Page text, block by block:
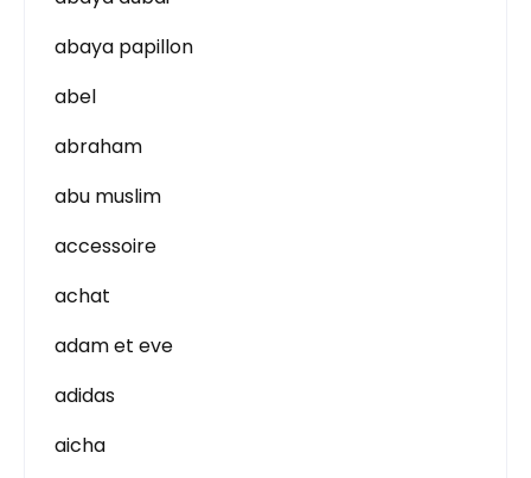
abaya papillon
abel
abraham
abu muslim
accessoire
achat
adam et eve
adidas
aicha